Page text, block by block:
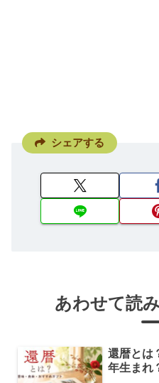
シェアする
あわせて読
還暦とは
年生まれ